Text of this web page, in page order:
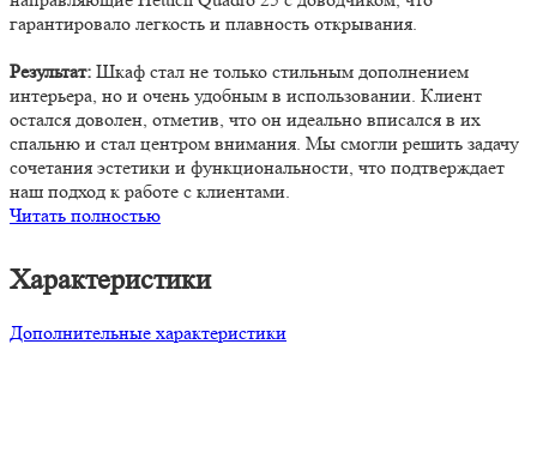
гарантировало легкость и плавность открывания.
Результат: Шкаф стал не только стильным дополнением
интерьера, но и очень удобным в использовании. Клиент
остался доволен, отметив, что он идеально вписался в их
спальню и стал центром внимания. Мы смогли решить задачу
сочетания эстетики и функциональности, что подтверждает
наш подход к работе с клиентами.
Читать полностью
Характеристики
Дополнительные характеристики